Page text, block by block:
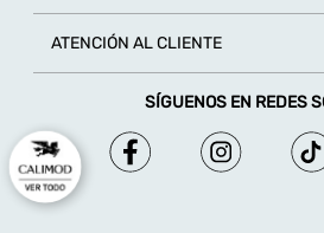
ATENCIÓN AL CLIENTE
SÍGUENOS EN REDES